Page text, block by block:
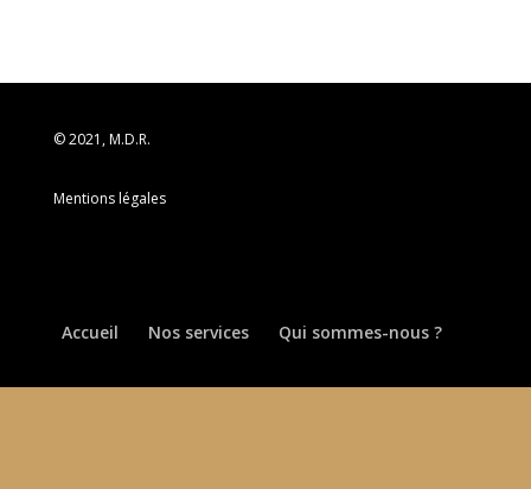
© 2021, M.D.R.
Mentions légales
Accueil Nos services Qui sommes-nous ?